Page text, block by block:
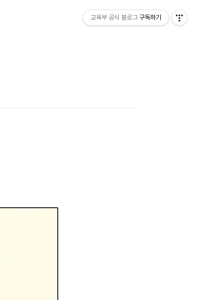
교육부 공식 블로그 구독하기